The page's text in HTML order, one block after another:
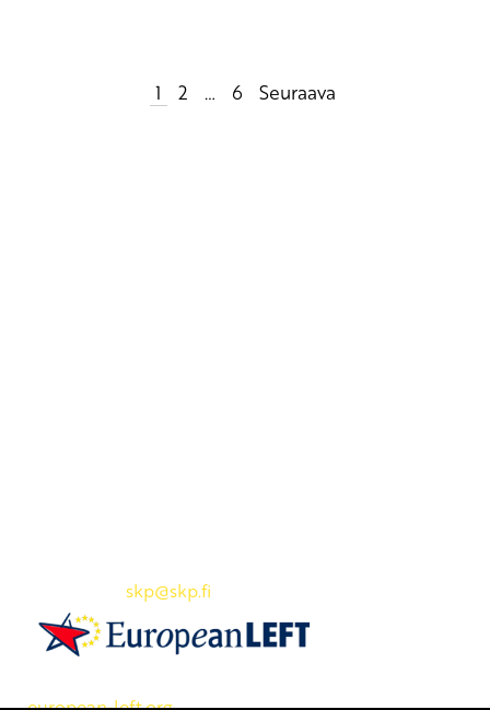
Artikkelien1 2 … 6 Seuraava
skp@skp.fi